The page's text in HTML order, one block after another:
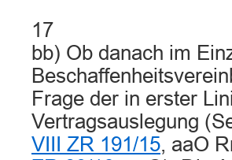
17
bb) Ob danach im
Frage der in erster
Vertragsauslegung
VIII ZR 191/15, aaO